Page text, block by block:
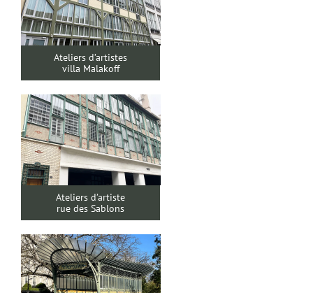
Ateliers d’artistes
villa Malakoff
Ateliers d’artiste
rue des Sablons